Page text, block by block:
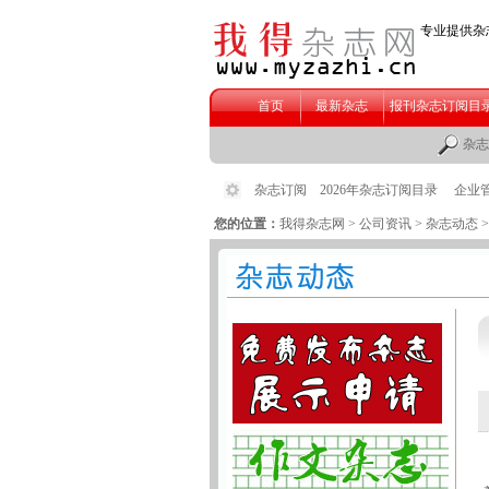
您的位置： 我得杂志网 > 公司资讯 > 杂志动态